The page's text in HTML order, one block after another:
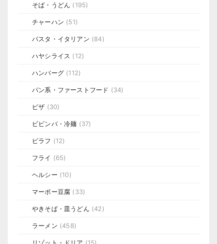
そば・うどん (195)
チャーハン (51)
パスタ・イタリアン (84)
ハヤシライス (12)
ハンバーグ (112)
パン系・ファーストフード (34)
ピザ (30)
ビビンバ・冷麺 (37)
ピラフ (12)
フライ (65)
ヘルシー (10)
マーボー豆腐 (33)
やきそば・皿うどん (42)
ラーメン (458)